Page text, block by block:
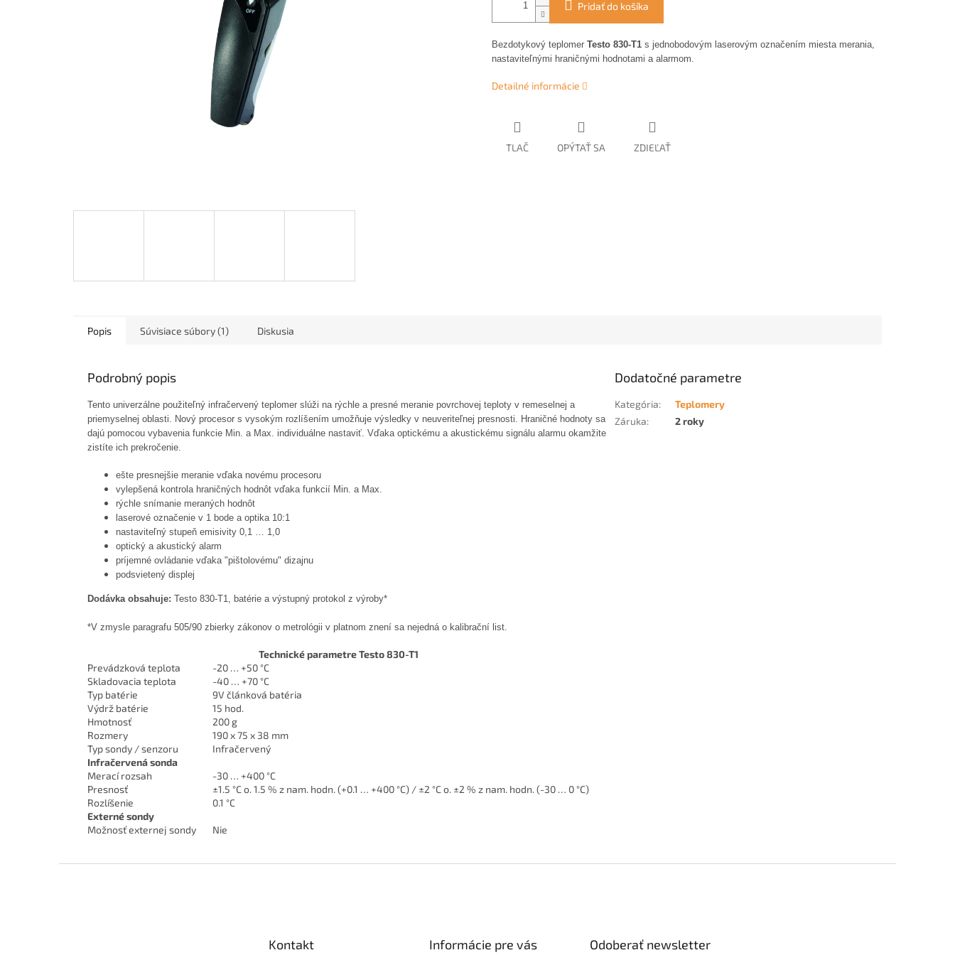
Pridať do košíka
Bezdotykový teplomer Testo 830-T1 s jednobodovým laserovým označením miesta merania,
nastaviteľnými hraničnými hodnotami a alarmom.
Detailné informácie
TLAČ OPÝTAŤ SA ZDIEĽAŤ
Popis Súvisiace súbory (1) Diskusia
Podrobný popis
Tento univerzálne použiteľný infračervený teplomer slúži na rýchle a presné meranie povrchovej teploty v remeselnej a
priemyselnej oblasti. Nový procesor s vysokým rozlíšením umožňuje výsledky v neuveriteľnej presnosti. Hraničné hodnoty sa
dajú pomocou vybavenia funkcie Min. a Max. individuálne nastaviť. Vďaka optickému a akustickému signálu alarmu okamžite
zistíte ich prekročenie.
ešte presnejšie meranie vďaka novému procesoru
vylepšená kontrola hraničných hodnôt vďaka funkcií Min. a Max.
rýchle snímanie meraných hodnôt
laserové označenie v 1 bode a optika 10:1
nastaviteľný stupeň emisivity 0,1 … 1,0
optický a akustický alarm
príjemné ovládanie vďaka "pištolovému" dizajnu
podsvietený displej
Dodávka obsahuje: Testo 830-T1, batérie a výstupný protokol z výroby*
*V zmysle paragrafu 505/90 zbierky zákonov o metrológii v platnom znení sa nejedná o kalibrační list.
Technické parametre Testo 830-T1
Prevádzková teplota
-20 … +50 °C
Skladovacia teplota
-40 … +70 °C
Typ batérie
9V článková batéria
Výdrž batérie
15 hod.
Hmotnosť
200 g
Rozmery
190 x 75 x 38 mm
Typ sondy / senzoru
Infračervený
Infračervená sonda
Merací rozsah
-30 … +400 °C
Presnosť
±1.5 °C o. 1.5 % z nam. hodn. (+0.1 … +400 °C) / ±2 °C o. ±2 % z nam. hodn. (-30 … 0 °C)
Rozlíšenie
0.1 °C
Externé sondy
Možnosť externej sondy
Nie
Dodatočné parametre
Kategória:
Teplomery
Záruka: 2 roky
Kontakt Informácie pre vás Odoberať newsletter